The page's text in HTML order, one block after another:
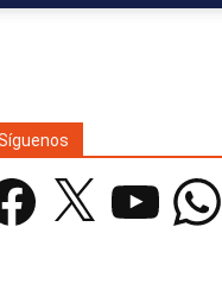
YouTube